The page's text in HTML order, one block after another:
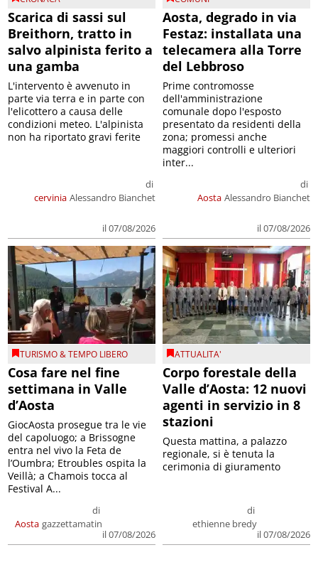
Scarica di sassi sul
Breithorn, tratto in
salvo alpinista ferito a
una gamba
cervinia
di
Alessandro Bianchet
il 07/08/2026
L'intervento è avvenuto in
parte via terra e in parte con
l'elicottero a causa delle
condizioni meteo. L'alpinista
non ha riportato gravi ferite
Aosta, degrado in via
Festaz: installata una
telecamera alla Torre
del Lebbroso
Aosta
di
Alessandro Bianchet
il 07/08/2026
Prime contromosse
dell'amministrazione
comunale dopo l'esposto
presentato da residenti della
zona; promessi anche
maggiori controlli e ulteriori
inter...
TURISMO & TEMPO LIBERO
Cosa fare nel fine
settimana in Valle
d’Aosta
Aosta
di
gazzettamatin
il 07/08/2026
GiocAosta prosegue tra le vie
del capoluogo; a Brissogne
entra nel vivo la Feta de
l’Oumbra; Etroubles ospita la
Veillà; a Chamois tocca al
Festival A...
ATTUALITA'
Corpo forestale della
Valle d’Aosta: 12 nuovi
agenti in servizio in 8
stazioni
di
ethienne bredy
il 07/08/2026
Questa mattina, a palazzo
regionale, si è tenuta la
cerimonia di giuramento